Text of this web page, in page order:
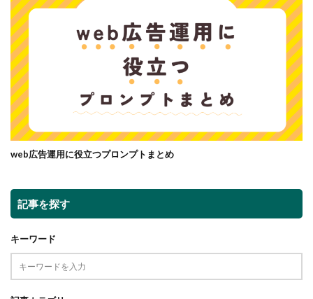
web広告運用に役立つプロンプトまとめ
記事を探す
キーワード